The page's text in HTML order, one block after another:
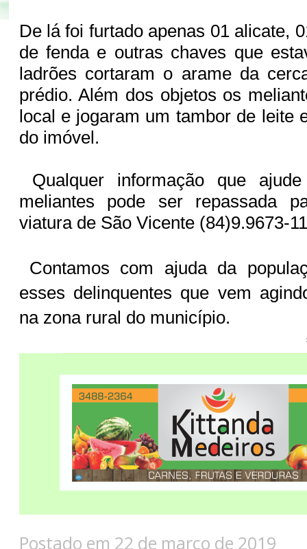
De lá foi furtado apenas 01 alicate,
de fenda e outras chaves que
ladrões cortaram o arame da
prédio. Além dos objetos os
local e jogaram um tambor de leite
do imóvel.
Qualquer informação que
meliantes pode ser repassada
viatura de São Vicente (84)9.9673-
Contamos com ajuda da
esses delinquentes que vem
na zona rural do município.
Postado em 22 de março de 2019